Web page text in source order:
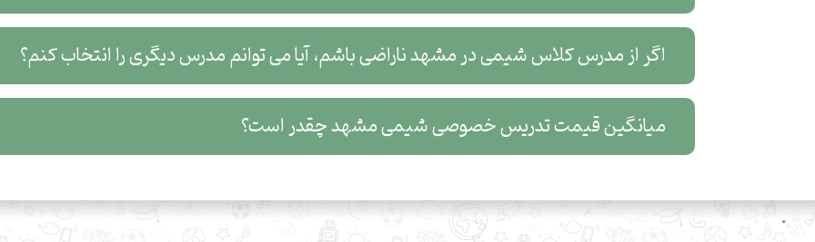
اگر از مدرس کلاس شیمی در مشهد ناراضی باشم، آیا می توانم مدرس دیگری را انتخاب کنم؟
میانگین قیمت تدریس خصوصی شیمی مشهد چقدر است؟